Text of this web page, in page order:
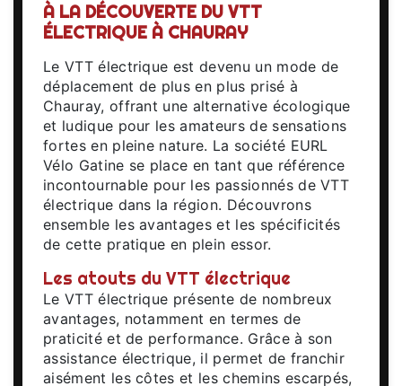
À LA DÉCOUVERTE DU VTT
ÉLECTRIQUE À CHAURAY
Le VTT électrique est devenu un mode de
déplacement de plus en plus prisé à
Chauray, offrant une alternative écologique
et ludique pour les amateurs de sensations
fortes en pleine nature. La société EURL
Vélo Gatine se place en tant que référence
incontournable pour les passionnés de VTT
électrique dans la région. Découvrons
ensemble les avantages et les spécificités
de cette pratique en plein essor.
Les atouts du VTT électrique
Le VTT électrique présente de nombreux
avantages, notamment en termes de
praticité et de performance. Grâce à son
assistance électrique, il permet de franchir
aisément les côtes et les chemins escarpés,